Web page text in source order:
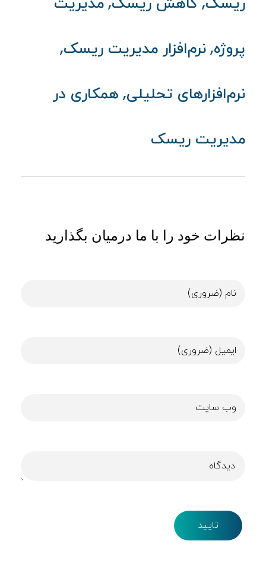
پروژه, نرم‌افزار مدیریت ریسک,
نرم‌افزارهای تحلیلی, همکاری در
مدیریت ریسک
نظرات خود را با ما درمیان بگذارید